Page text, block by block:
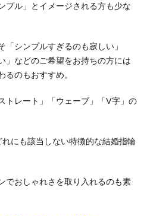
プル」とイメージされる方も少な
シンプルすぎるのも寂しい」
」などのご希望をお持ちの方には
のもおすすめ。
トレート」「ウェーブ」「V字」の
にも該当しない特徴的な結婚指輪
でおしゃれさを取り入れるのも素